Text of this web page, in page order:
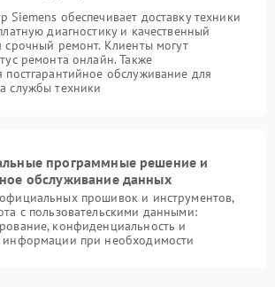
Siemens обеспечивает доставку техники
диагностику и качественный
срочный ремонт. Клиенты могут
ремонта онлайн. Также
постгарантийное обслуживание для
службы техники
программные решение и
обслуживание данных
прошивок и инструментов,
с пользовательскими данными:
конфиденциальность и
информации при необходимости